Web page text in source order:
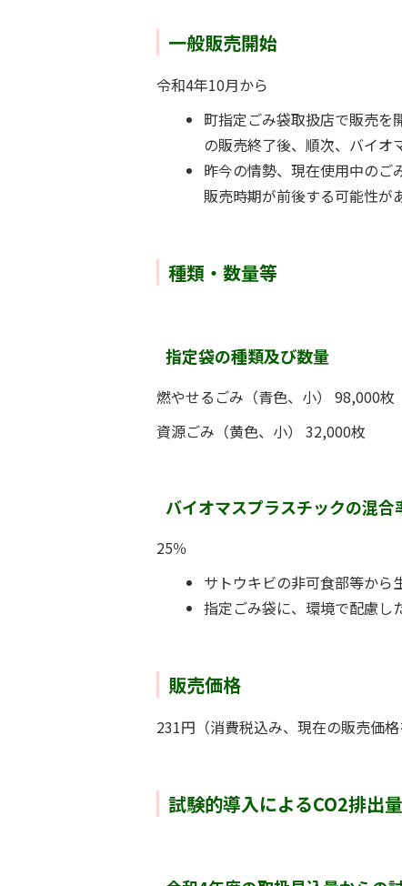
一般販売開始
令和4年10月から
町指定ごみ袋取扱店で販売を
の販売終了後、順次、バイオ
昨今の情勢、現在使用中のご
販売時期が前後する可能性が
種類・数量等
指定袋の種類及び数量
燃やせるごみ（青色、小） 98,000枚
資源ごみ（黄色、小） 32,000枚
バイオマスプラスチックの混合
25％
サトウキビの非可食部等から
指定ごみ袋に、環境で配慮し
販売価格
231円（消費税込み、現在の販売価格
試験的導入によるCO2排出